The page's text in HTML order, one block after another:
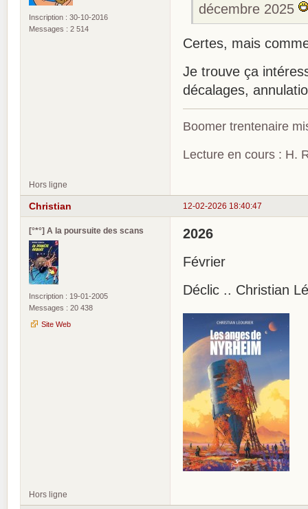
Inscription : 30-10-2016
Messages : 2 514
décembre 2025
Certes, mais
Je trouve ça
décalages,
Boomer trentenaire
Lecture en cours : H.
Hors ligne
12-02-2026 18:40:47
Christian
[°*°] A la poursuite des scans
Inscription : 19-01-2005
Messages : 20 438
Site Web
2026
Février
Déclic .. Christian
Hors ligne